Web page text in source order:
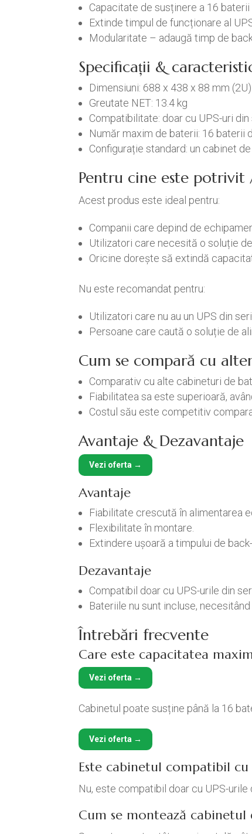
Capacitate de susținere a 16 baterii
Extinde timpul de funcționare al
Modularitate – adaugă timp de
Specificații &
Dimensiuni: 688 x 438 x 88 mm (2U)
Greutate NET: 13.4 kg
Compatibilitate: doar cu UPS-uri din
Număr maxim de baterii: 16 baterii
Configurație standard: un cabinet
Pentru cine este
Acest produs este ideal pentru:
Companii care depind de
Utilizatori care necesită o soluție
Oricine dorește să extindă
Nu este recomandat pentru:
Utilizatori care nu au un UPS din
Persoane care caută o soluție de
Cum se compară cu
Comparativ cu alte cabineturi de
Fiabilitatea sa este superioară,
Costul său este competitiv
Avantaje & Dezavantaje
Vezi oferta →
Avantaje
Fiabilitate crescută în alimentarea
Flexibilitate în montare.
Extindere ușoară a timpului de back-
Dezavantaje
Compatibil doar cu UPS-urile din
Bateriile nu sunt incluse,
Întrebări frecvente
Care este capacitatea
Vezi oferta →
Cabinetul poate susține până la 16
Vezi oferta →
Este cabinetul compatibil cu
Nu, este compatibil doar cu UPS-urile
Cum se montează cabinetul